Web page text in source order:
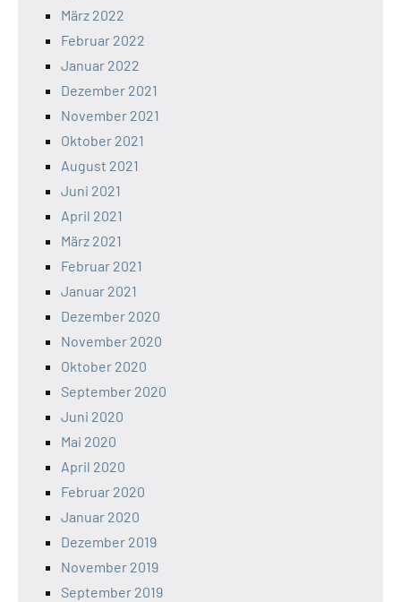
März 2022
Februar 2022
Januar 2022
Dezember 2021
November 2021
Oktober 2021
August 2021
Juni 2021
April 2021
März 2021
Februar 2021
Januar 2021
Dezember 2020
November 2020
Oktober 2020
September 2020
Juni 2020
Mai 2020
April 2020
Februar 2020
Januar 2020
Dezember 2019
November 2019
September 2019